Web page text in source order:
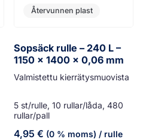
Återvunnen plast
Sopsäck rulle – 240 L –
1150 x 1400 x 0,06 mm
Valmistettu kierrätysmuovista
5 st/rulle, 10 rullar/låda, 480
rullar/pall
4,95 € (0 % moms) / rulle